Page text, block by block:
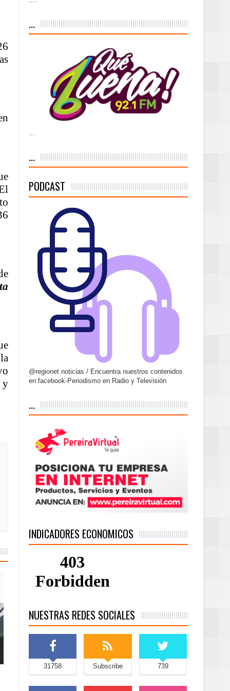
con
vía pública y
de la meta de
y
...
...
PODCAST
@regionet noticias / Encuentra nuestros contenidos
en facebook-Periodismo en Radio y Televisión
...
INDICADORES ECONOMICOS
NUESTRAS REDES SOCIALES
31758 Subscribe 739